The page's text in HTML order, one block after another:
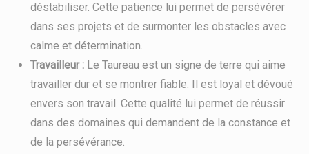
déstabiliser. Cette patience lui permet de persévérer
dans ses projets et de surmonter les obstacles avec
calme et détermination.
Travailleur : Le Taureau est un signe de terre qui aime
travailler dur et se montrer fiable. Il est loyal et dévoué
envers son travail. Cette qualité lui permet de réussir
dans des domaines qui demandent de la constance et
de la persévérance.